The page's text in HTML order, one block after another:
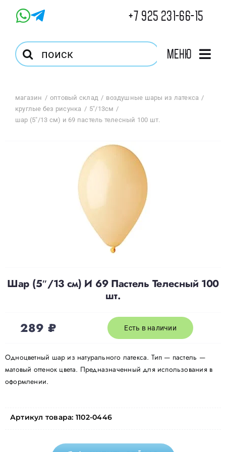
+7 925 231-66-15
Результат
поиска:
Меню
Магазин
Оптовый Магазин
О нас
Политика конфиденциальности
магазин оптовый склад
воздушные шары из латекса
круглые без рисунка
5"/13см
шар (5″/13 см) и 69 пастель телесный 100 шт.
Шар (5″/13 см) И 69 Пастель Телесный 100
шт.
289 ₽ Есть в наличии
Одноцветный шар из натурального латекса. Тип — пастель —
матовый оттенок цвета. Предназначенный для использования в
оформлении.
Артикул товара: 1102-0446